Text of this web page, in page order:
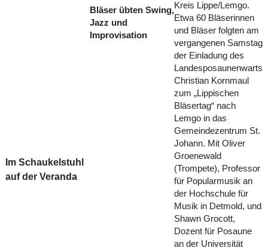
Im Schaukelstuhl
auf der Veranda
Bläser übten Swing,
Jazz und
Improvisation
Kreis Lippe/Lemgo.
Etwa 60 Bläserinnen
und Bläser folgten am
vergangenen Samstag
der Einladung des
Landesposaunenwarts
Christian Kornmaul
zum „Lippischen
Bläsertag“ nach
Lemgo in das
Gemeindezentrum St.
Johann. Mit Oliver
Groenewald
(Trompete), Professor
für Popularmusik an
der Hochschule für
Musik in Detmold, und
Shawn Grocott,
Dozent für Posaune
an der Universität